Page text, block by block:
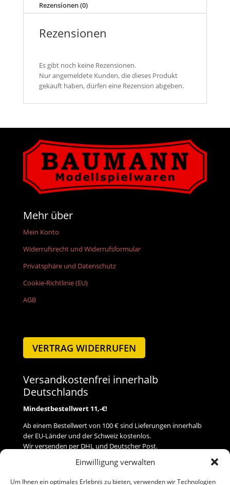
Einwilligung verwalten
Um Ihnen ein optimales Erlebnis zu bieten, verwenden wir Technologien
Rezensionen (0)
Rezensionen
Es gibt noch keine Rezensionen.
Nur angemeldete Kunden, die dieses Produkt
gekauft haben, dürfen eine Rezension abgeben.
Mehr über
Mein Konto
Widerrufsrecht und Widerrufsformular
Privatsphäre und Datenschutz
Cookie-Richtlinie (EU)
AGB
VERTRAG WIDERRUFEN
Versandkostenfrei innerhalb
Deutschlands
Mindestbestellwert 11,-€!
Ab einem Bestellwert von 100 € sind Lieferungen innerhalb
der EU-Länder und der Schweiz kostenlos.
Wir versenden per DHL und Deutscher Post.
Versand